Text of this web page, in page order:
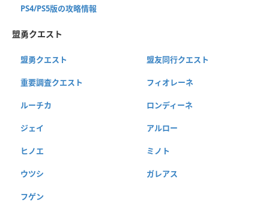
PS4/PS5版の攻略情報
盟勇クエスト
盟勇クエスト 盟友同行クエスト
重要調査クエスト フィオレーネ
ルーチカ ロンディーネ
ジェイ アルロー
ヒノエ ミノト
ウツシ ガレアス
フゲン